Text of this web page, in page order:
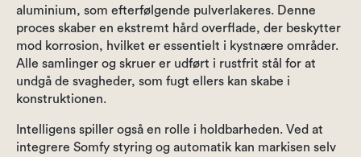
aluminium, som efterfølgende pulverlakeres. Denne
proces skaber en ekstremt hård overflade, der beskytter
mod korrosion, hvilket er essentielt i kystnære områder.
Alle samlinger og skruer er udført i rustfrit stål for at
undgå de svagheder, som fugt ellers kan skabe i
konstruktionen.
Intelligens spiller også en rolle i holdbarheden. Ved at
integrere Somfy styring og automatik kan markisen selv